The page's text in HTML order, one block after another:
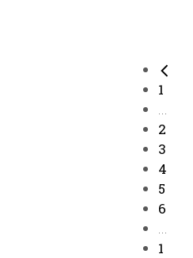
1
...
2
3
4
5
6
...
1